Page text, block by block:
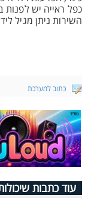
כפל ראייה יש לפנות
השירות ניתן מגיל לידה ועד 120 בתשלום אגרה
כתוב למערכת
עוד כתבות